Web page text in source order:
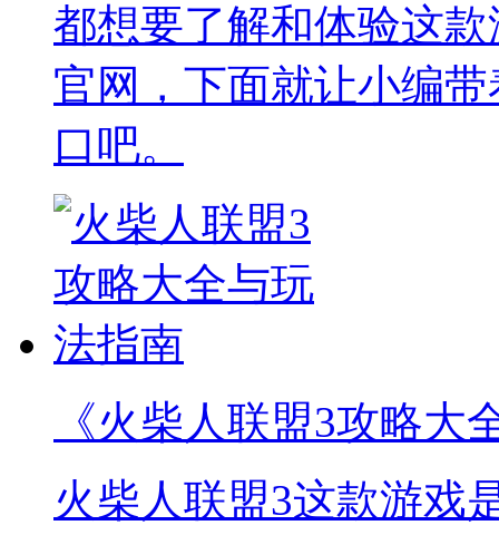
都想要了解和体验这
官网，下面就让小编
口吧。
《火柴人联盟3攻略大
火柴人联盟3这款游戏